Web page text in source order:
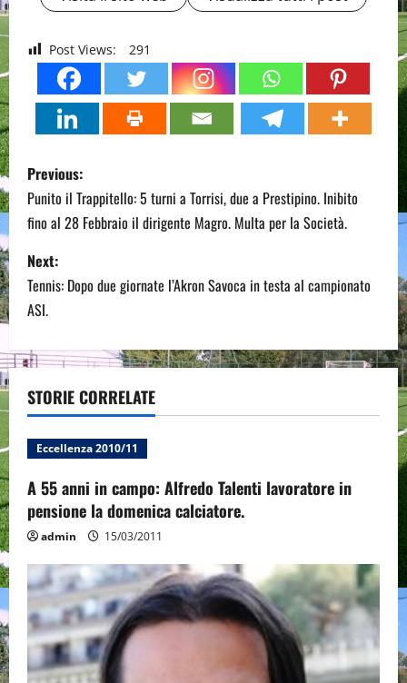
Post Views: 291
P
o
s
t
n
a
v
i
g
a
t
i
o
n
Previous:
Punito il Trappitello: 5 turni a Torrisi, due a Prestipino. Inibito
fino al 28 Febbraio il dirigente Magro. Multa per la Società.
Next:
Tennis: Dopo due giornate l’Akron Savoca in testa al campionato
ASI.
STORIE CORRELATE
Eccellenza 2010/11
A 55 anni in campo: Alfredo Talenti lavoratore in
pensione la domenica calciatore.
admin 15/03/2011